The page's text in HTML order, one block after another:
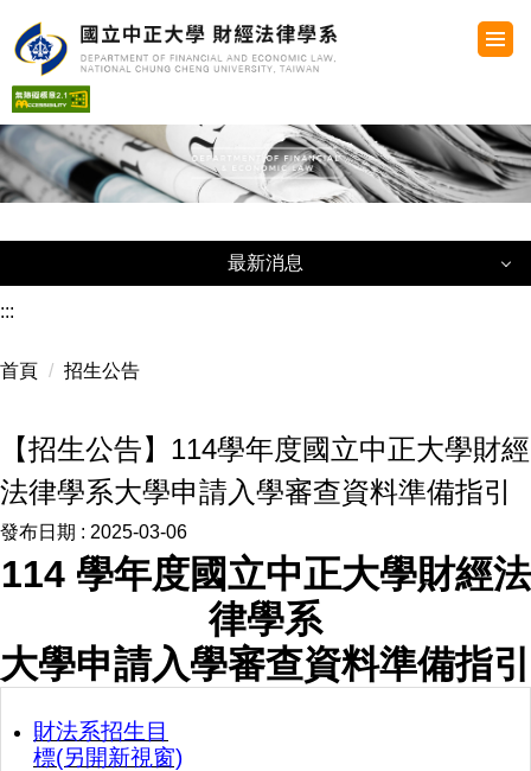
到
要
內
容
區
最新消息
教務公告
學生事務公告
獎助學金公告
招生公告
學術活動公告
行政事務公告
:::
首頁 招生公告
【招生公告】114學年度國立中正大學財經
法律學系大學申請入學審查資料準備指引
發布日期 : 2025-03-06
114 學年度國立中正大學財經法
律學系
大學申請入學審查資料準備指引
財法系招生目
標(另開新視窗)